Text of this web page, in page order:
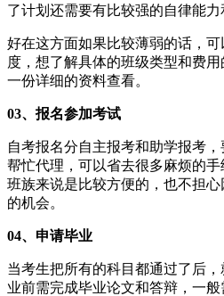
了计划还需要有比较强的自律能力
好在这方面如果比较薄弱的话，
度，想了解具体的班级类型和费
一份详细的资料查看。
03、报名参加考试
自考报名分自主报考和助学报考
帮忙代理，可以省去很多麻烦的
班族来说是比较方便的，也不担
的机会。
04、申请毕业
当考生把所有的科目都通过了后
业前需完成毕业论文和答辩，一